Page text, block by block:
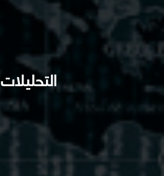
التحليلات